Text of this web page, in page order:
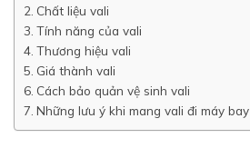
Chất liệu vali
Tính năng của vali
Thương hiệu vali
Giá thành vali
Cách bảo quản vệ sinh vali
Những lưu ý khi mang vali đi máy bay